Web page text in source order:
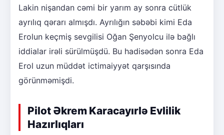
Lakin nişandan cəmi bir yarım ay sonra cütlük
ayrılıq qərarı almışdı. Ayrılığın səbəbi kimi Eda
Erolun keçmiş sevgilisi Oğan Şenyolcu ilə bağlı
iddialar irəli sürülmüşdü. Bu hadisədən sonra Eda
Erol uzun müddət ictimaiyyət qarşısında
görünməmişdi.
Pilot Əkrem Karacayırlə Evlilik
Hazırlıqları